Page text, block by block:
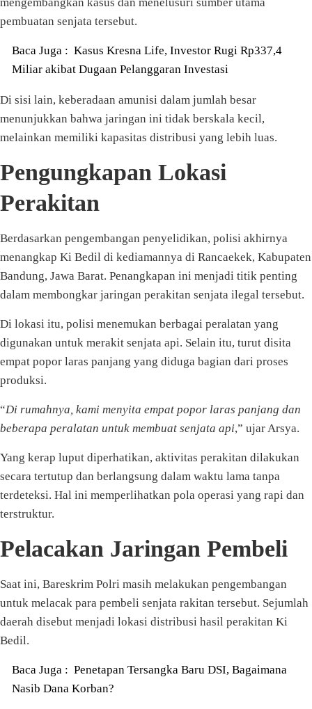
pembuatan senjata tersebut.
Baca Juga : Kasus Kresna Life, Investor Rugi Rp337,4
Miliar akibat Dugaan Pelanggaran Investasi
Di sisi lain, keberadaan amunisi dalam jumlah besar
menunjukkan bahwa jaringan ini tidak berskala kecil,
melainkan memiliki kapasitas distribusi yang lebih luas.
Pengungkapan Lokasi
Perakitan
Berdasarkan pengembangan penyelidikan, polisi akhirnya
menangkap Ki Bedil di kediamannya di Rancaekek, Kabupaten
Bandung, Jawa Barat. Penangkapan ini menjadi titik penting
dalam membongkar jaringan perakitan senjata ilegal tersebut.
Di lokasi itu, polisi menemukan berbagai peralatan yang
digunakan untuk merakit senjata api. Selain itu, turut disita
empat popor laras panjang yang diduga bagian dari proses
produksi.
“Di rumahnya, kami menyita empat popor laras panjang dan
beberapa peralatan untuk membuat senjata api,” ujar Arsya.
Yang kerap luput diperhatikan, aktivitas perakitan dilakukan
secara tertutup dan berlangsung dalam waktu lama tanpa
terdeteksi. Hal ini memperlihatkan pola operasi yang rapi dan
terstruktur.
Pelacakan Jaringan Pembeli
Saat ini, Bareskrim Polri masih melakukan pengembangan
untuk melacak para pembeli senjata rakitan tersebut. Sejumlah
daerah disebut menjadi lokasi distribusi hasil perakitan Ki
Bedil.
Baca Juga : Penetapan Tersangka Baru DSI, Bagaimana
Nasib Dana Korban?